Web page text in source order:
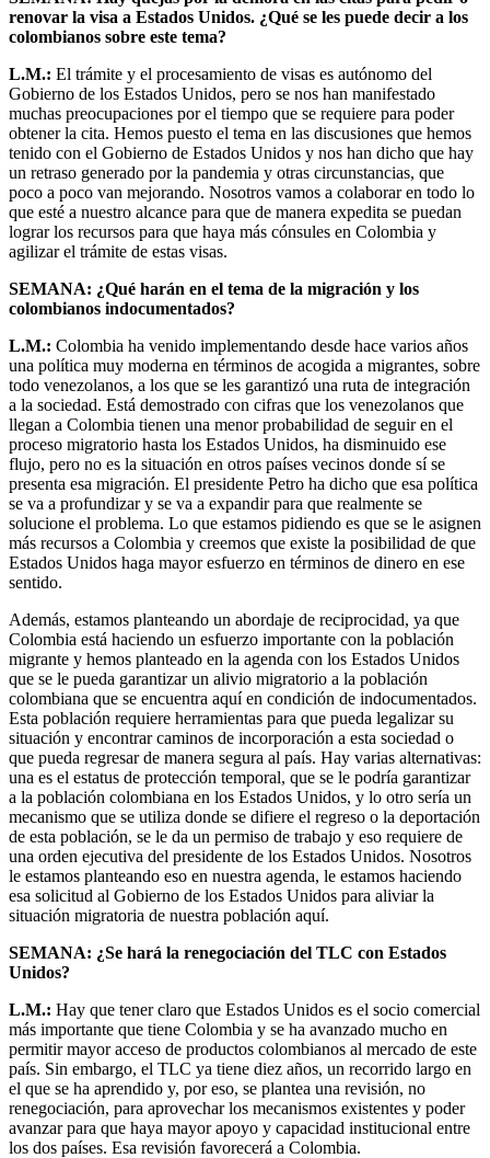
renovar la visa a Estados Unidos. ¿Qué se les puede decir a los
colombianos sobre este tema?
L.M.: El trámite y el procesamiento de visas es autónomo del
Gobierno de los Estados Unidos, pero se nos han manifestado
muchas preocupaciones por el tiempo que se requiere para poder
obtener la cita. Hemos puesto el tema en las discusiones que hemos
tenido con el Gobierno de Estados Unidos y nos han dicho que hay
un retraso generado por la pandemia y otras circunstancias, que
poco a poco van mejorando. Nosotros vamos a colaborar en todo lo
que esté a nuestro alcance para que de manera expedita se puedan
lograr los recursos para que haya más cónsules en Colombia y
agilizar el trámite de estas visas.
SEMANA: ¿Qué harán en el tema de la migración y los
colombianos indocumentados?
L.M.: Colombia ha venido implementando desde hace varios años
una política muy moderna en términos de acogida a migrantes, sobre
todo venezolanos, a los que se les garantizó una ruta de integración
a la sociedad. Está demostrado con cifras que los venezolanos que
llegan a Colombia tienen una menor probabilidad de seguir en el
proceso migratorio hasta los Estados Unidos, ha disminuido ese
flujo, pero no es la situación en otros países vecinos donde sí se
presenta esa migración. El presidente Petro ha dicho que esa política
se va a profundizar y se va a expandir para que realmente se
solucione el problema. Lo que estamos pidiendo es que se le asignen
más recursos a Colombia y creemos que existe la posibilidad de que
Estados Unidos haga mayor esfuerzo en términos de dinero en ese
sentido.
Además, estamos planteando un abordaje de reciprocidad, ya que
Colombia está haciendo un esfuerzo importante con la población
migrante y hemos planteado en la agenda con los Estados Unidos
que se le pueda garantizar un alivio migratorio a la población
colombiana que se encuentra aquí en condición de indocumentados.
Esta población requiere herramientas para que pueda legalizar su
situación y encontrar caminos de incorporación a esta sociedad o
que pueda regresar de manera segura al país. Hay varias alternativas:
una es el estatus de protección temporal, que se le podría garantizar
a la población colombiana en los Estados Unidos, y lo otro sería un
mecanismo que se utiliza donde se difiere el regreso o la deportación
de esta población, se le da un permiso de trabajo y eso requiere de
una orden ejecutiva del presidente de los Estados Unidos. Nosotros
le estamos planteando eso en nuestra agenda, le estamos haciendo
esa solicitud al Gobierno de los Estados Unidos para aliviar la
situación migratoria de nuestra población aquí.
SEMANA: ¿Se hará la renegociación del TLC con Estados
Unidos?
L.M.: Hay que tener claro que Estados Unidos es el socio comercial
más importante que tiene Colombia y se ha avanzado mucho en
permitir mayor acceso de productos colombianos al mercado de este
país. Sin embargo, el TLC ya tiene diez años, un recorrido largo en
el que se ha aprendido y, por eso, se plantea una revisión, no
renegociación, para aprovechar los mecanismos existentes y poder
avanzar para que haya mayor apoyo y capacidad institucional entre
los dos países. Esa revisión favorecerá a Colombia.